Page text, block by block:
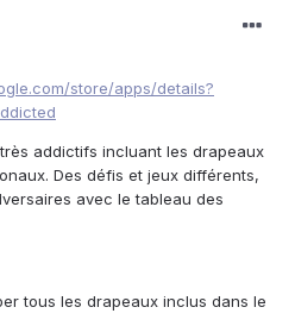
store/apps/details?
addictifs incluant les drapeaux
Des défis et jeux différents,
avec le tableau des
tous les drapeaux inclus dans le